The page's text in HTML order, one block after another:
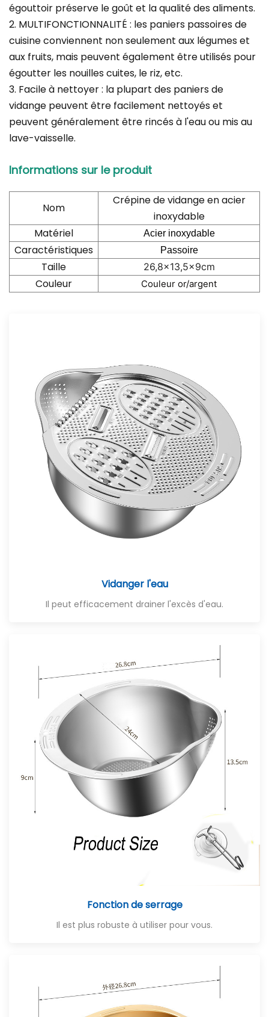
égouttoir préserve le goût et la qualité des aliments.
2. MULTIFONCTIONNALITÉ : les paniers passoires de
cuisine conviennent non seulement aux légumes et
aux fruits, mais peuvent également être utilisés pour
égoutter les nouilles cuites, le riz, etc.
3. Facile à nettoyer : la plupart des paniers de
vidange peuvent être facilement nettoyés et
peuvent généralement être rincés à l'eau ou mis au
lave-vaisselle.
Informations sur le produit
Nom
Crépine de vidange en acier
inoxydable
Matériel
Acier inoxydable
Caractéristiques Passoire
Taille 26,8x13,5x9cm
Couleur Couleur or/argent
Vidanger l'eau
Il peut efficacement drainer l'excès d'eau.
Fonction de serrage
Il est plus robuste à utiliser pour vous.